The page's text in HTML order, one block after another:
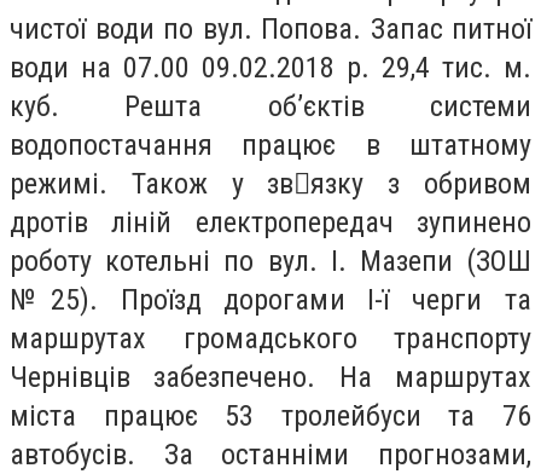
чистої води по вул. Попова. Запас питної
води на 07.00 09.02.2018 р. 29,4 тис. м.
куб. Решта об’єктів системи
водопостачання працює в штатному
режимі. Також у звязку з обривом
дротів ліній електропередач зупинено
роботу котельні по вул. І. Мазепи (ЗОШ
№25). Проїзд дорогами І-ї черги та
маршрутах громадського транспорту
Чернівців забезпечено. На маршрутах
міста працює 53 тролейбуси та 76
автобусів. За останніми прогнозами,